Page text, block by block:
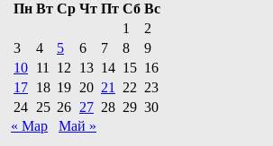
Пн Вт Ср Чт Пт Сб Вс
1
2
3
4 5 6 7 8
9
10 11 12 13 14 15 16
17 18 19 20 21 22 23
24 25 26 27 28 29 30
« Мар
Май »